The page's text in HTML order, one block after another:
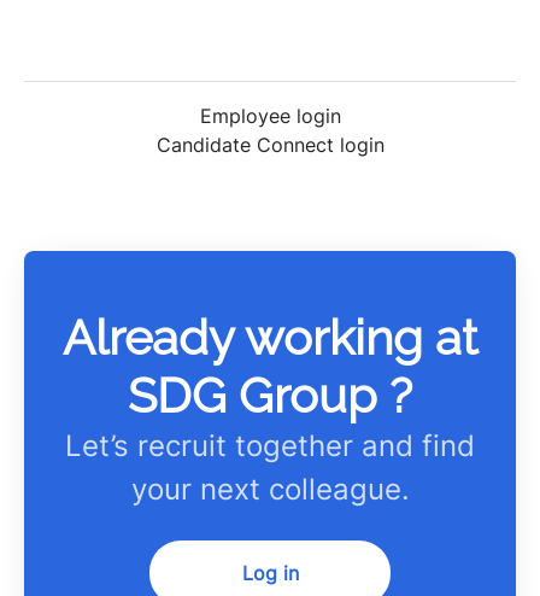
Employee login
Candidate Connect login
Already working at
SDG Group ?
Let’s recruit together and find
your next colleague.
Log in